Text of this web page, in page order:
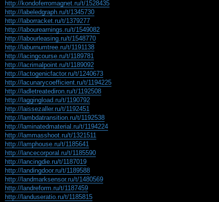
http://kondoferromagnet.ru/t/1528435
http://labeledgraph.ru/t/1345730
http://laborracket.ru/t/1379277
http://labourearnings.ru/t/1549082
http://labourleasing.ru/t/1548770
http://laburnumtree.ru/t/1191138
http://lacingcourse.ru/t/1189781
http://lacrimalpoint.ru/t/1189092
http://lactogenicfactor.ru/t/1240673
http://lacunarycoefficient.ru/t/1194225
http://ladletreatediron.ru/t/1192508
http://laggingload.ru/t/1190792
http://laissezaller.ru/t/1192451
http://lambdatransition.ru/t/1192538
http://laminatedmaterial.ru/t/1194224
http://lammasshoot.ru/t/1321511
http://lamphouse.ru/t/1185641
http://lancecorporal.ru/t/1185590
http://lancingdie.ru/t/1187019
http://landingdoor.ru/t/1189588
http://landmarksensor.ru/t/1480569
http://landreform.ru/t/1187459
http://landuseratio.ru/t/1185815